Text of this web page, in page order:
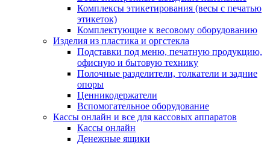
Комплексы этикетирования (весы с печатью
этикеток)
Комплектующие к весовому оборудованию
Изделия из пластика и оргстекла
Подставки под меню, печатную продукцию,
офисную и бытовую технику
Полочные разделители, толкатели и задние
опоры
Ценникодержатели
Вспомогательное оборудование
Кассы онлайн и все для кассовых аппаратов
Кассы онлайн
Денежные ящики